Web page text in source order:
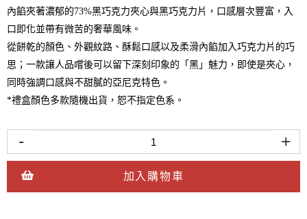
內餡夾著濃郁的73%黑巧克力夾心與黑巧克力片，口感層次豐富，入
口即化並帶有微苦的奢華風味。
從餅乾的顏色、外觀紋路、酥鬆口感以及柔滑內餡加入巧克力片的巧
思；一款讓人品嚐後可以留下深刻印象的「黑」魅力，即使是夾心，
同時強調口感與不甜膩的亞尼克特色。
*禮盒顏色多款隨機出貨，恕不指定色系。
- +
加入購物車